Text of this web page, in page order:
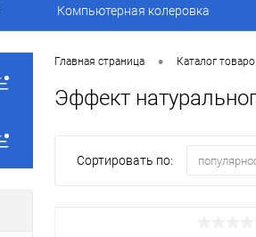
Компьютерная колеровка
Главная страница • Каталог
Эффект
Сортировать по: